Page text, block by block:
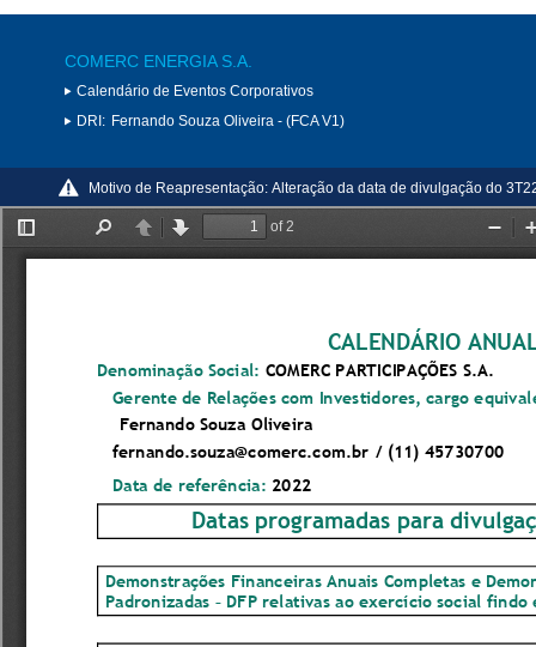
COMERC ENERGIA S.A.
Calendário de Eventos Corporativos
DRI: Fernando Souza Oliveira - (FCA V1)
Motivo de Reapresentação: Alteração da data de divulgação do